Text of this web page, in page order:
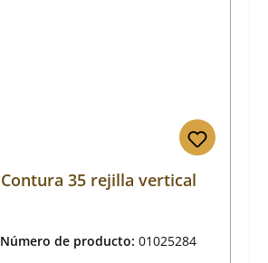
Contura 35 rejilla vertical
Número de producto: 01025284